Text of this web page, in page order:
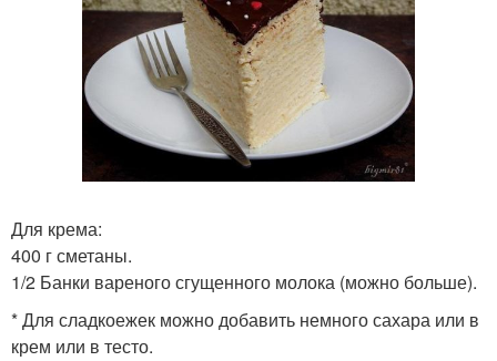
Для крема:
400 г сметаны.
1/2 Банки вареного сгущенного молока (можно больше).
* Для сладкоежек можно добавить немного сахара или в
крем или в тесто.